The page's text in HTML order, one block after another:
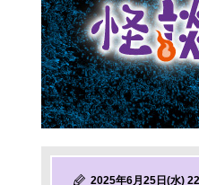
2025年6月25日(水)